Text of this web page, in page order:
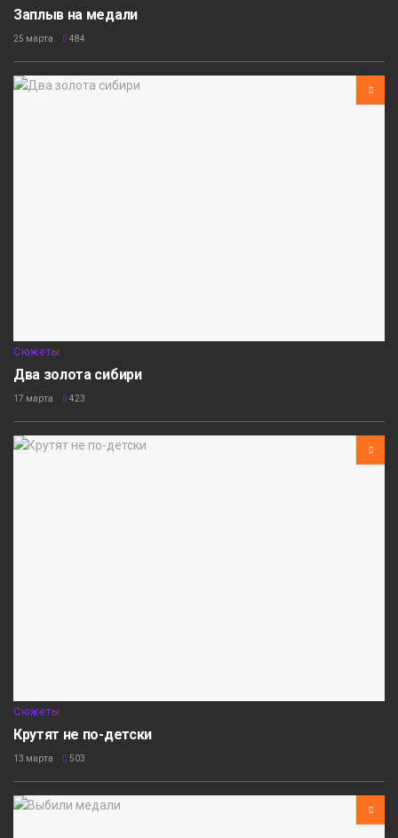
Заплыв на медали
25 марта 484
Сюжеты
Два золота сибири
17 марта 423
Сюжеты
Крутят не по-детски
13 марта 503